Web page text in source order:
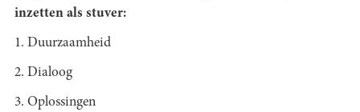
inzetten als stuver:
1. Duurzaamheid
2. Dialoog
3. Oplossingen